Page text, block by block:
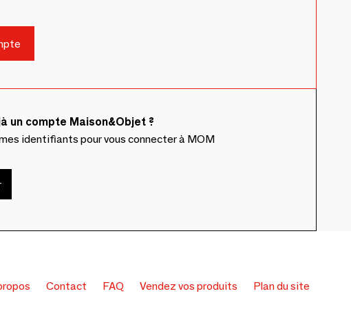
un compte Maison&Objet ?
identifiants pour vous connecter à MOM
Contact FAQ Vendez vos produits Plan du site